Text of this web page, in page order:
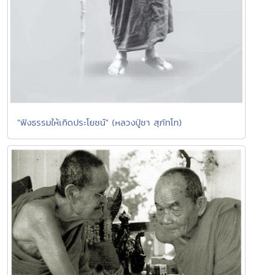
"ฟังธรรมให้เกิดประโยชน์" (หลวงปู่ชา สุภัทโท)